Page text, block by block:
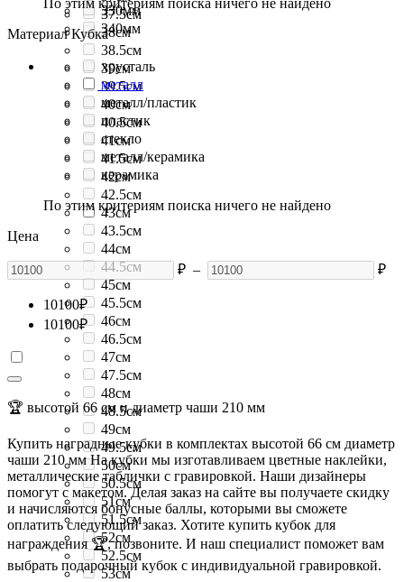
37.5см
38см
38.5см
39см
39.5см
40см
40.5см
41см
41.5см
42см
42.5см
43см
43.5см
44см
44.5см
45см
45.5см
46см
46.5см
47см
47.5см
48см
48.5см
49см
49.5см
50см
50.5см
51см
51.5см
52см
52.5см
53см
330мм
340мм
Материал Кубка
хрусталь
металл
металл/пластик
пластик
стекло
металл/керамика
керамика
По этим критериям поиска ничего не найдено
Цена
₽ – ₽
10100₽
10100₽
🏆 высотой 66 см и диаметр чаши 210 мм
Купить наградные кубки в комплектах высотой 66 см диаметр
чаши 210 мм На кубки мы изготавливаем цветные наклейки,
металлические таблички с гравировкой. Наши дизайнеры
помогут с макетом. Делая заказ на сайте вы получаете скидку
и начисляются бонусные баллы, которыми вы сможете
оплатить следующий заказ. Хотите купить кубок для
награждения 🏆, позвоните. И наш специалист поможет вам
выбрать подарочный кубок с индивидуальной гравировкой.